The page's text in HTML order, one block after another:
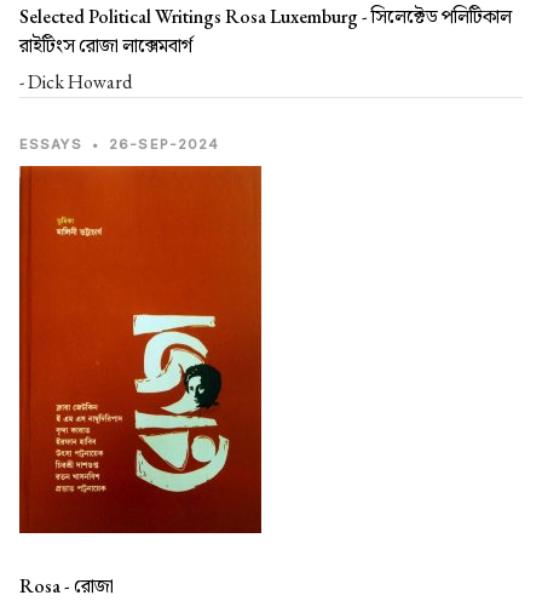
Selected Political Writings Rosa Luxemburg -সিলেক্টেড পলিটিকাল
রাইটিংস রোজা লাক্সেমবার্গ
- Dick Howard
ESSAYS • 26-SEP-2024
Rosa -রোজা